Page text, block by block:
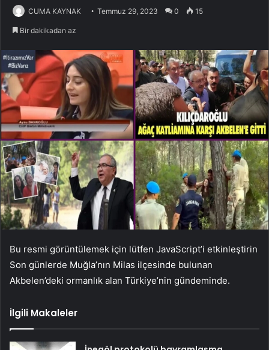
CUMA KAYNAK Temmuz 29, 2023 0 15
Bir dakikadan az
Bu resmi görüntülemek için lütfen JavaScript’i etkinleştirin
Son günlerde Muğla’nın Milas ilçesinde bulunan
Akbelen’deki ormanlık alan Türkiye’nin gündeminde.
İlgili Makaleler